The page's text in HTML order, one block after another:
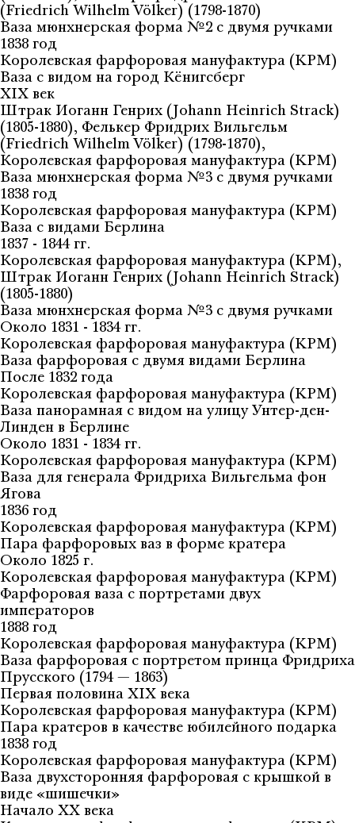
(Friedrich Wilhelm Völker) (1798-1870)
Ваза мюнхнерская форма №2 с двумя ручками
1838 год
Королевская фарфоровая мануфактура (KPM)
Ваза с видом на город Кёнигсберг
XIX век
Штрак Иоганн Генрих (Johann Heinrich Strack)
(1805-1880), Фелькер Фридрих Вильгельм
(Friedrich Wilhelm Völker) (1798-1870),
Королевская фарфоровая мануфактура (KPM)
Ваза мюнхнерская форма №3 с двумя ручками
1838 год
Королевская фарфоровая мануфактура (KPM)
Ваза с видами Берлина
1837 - 1844 гг.
Королевская фарфоровая мануфактура (KPM),
Штрак Иоганн Генрих (Johann Heinrich Strack)
(1805-1880)
Ваза мюнхнерская форма №3 с двумя ручками
Около 1831 - 1834 гг.
Королевская фарфоровая мануфактура (KPM)
Ваза фарфоровая с двумя видами Берлина
После 1832 года
Королевская фарфоровая мануфактура (KPM)
Ваза панорамная с видом на улицу Унтер-ден-
Линден в Берлине
Около 1831 - 1834 гг.
Королевская фарфоровая мануфактура (KPM)
Ваза для генерала Фридриха Вильгельма фон
Ягова
1836 год
Королевская фарфоровая мануфактура (KPM)
Пара фарфоровых ваз в форме кратера
Около 1825 г.
Королевская фарфоровая мануфактура (KPM)
Фарфоровая ваза с портретами двух
императоров
1888 год
Королевская фарфоровая мануфактура (KPM)
Ваза фарфоровая с портретом принца Фридриха
Прусского (1794 — 1863)
Первая половина XIX века
Королевская фарфоровая мануфактура (KPM)
Пара кратеров в качестве юбилейного подарка
1838 год
Королевская фарфоровая мануфактура (KPM)
Ваза двухсторонняя фарфоровая с крышкой в
виде «шишечки»
Начало XX века